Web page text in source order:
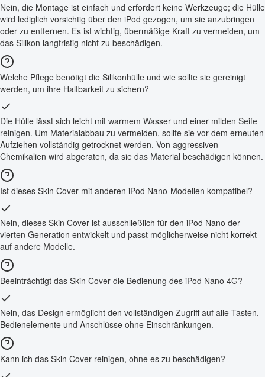
Nein, die Montage ist einfach und erfordert keine Werkzeuge; die Hülle
wird lediglich vorsichtig über den iPod gezogen, um sie anzubringen
oder zu entfernen. Es ist wichtig, übermäßige Kraft zu vermeiden, um
das Silikon langfristig nicht zu beschädigen.
Welche Pflege benötigt die Silikonhülle und wie sollte sie gereinigt
werden, um ihre Haltbarkeit zu sichern?
Die Hülle lässt sich leicht mit warmem Wasser und einer milden Seife
reinigen. Um Materialabbau zu vermeiden, sollte sie vor dem erneuten
Aufziehen vollständig getrocknet werden. Von aggressiven
Chemikalien wird abgeraten, da sie das Material beschädigen können.
Ist dieses Skin Cover mit anderen iPod Nano-Modellen kompatibel?
Nein, dieses Skin Cover ist ausschließlich für den iPod Nano der
vierten Generation entwickelt und passt möglicherweise nicht korrekt
auf andere Modelle.
Beeinträchtigt das Skin Cover die Bedienung des iPod Nano 4G?
Nein, das Design ermöglicht den vollständigen Zugriff auf alle Tasten,
Bedienelemente und Anschlüsse ohne Einschränkungen.
Kann ich das Skin Cover reinigen, ohne es zu beschädigen?